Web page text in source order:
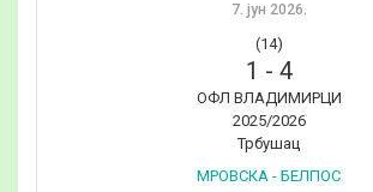
7. јун 2026.
(14)
1 - 4
ОФЛ ВЛАДИМИРЦИ
2025/2026
Трбушац
МРОВСКА - БЕЛПОС